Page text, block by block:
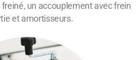
un accouplement avec frein
et amortisseurs.